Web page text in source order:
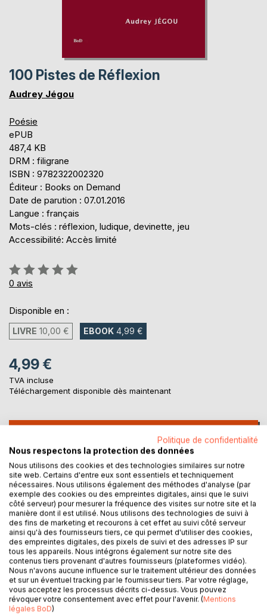
100 Pistes de Réflexion
Audrey Jégou
Poésie
ePUB
487,4 KB
DRM : filigrane
ISBN : 9782322002320
Éditeur : Books on Demand
Date de parution : 07.01.2016
Langue : français
Mots-clés : réflexion, ludique, devinette, jeu
Accessibilité: Accès limité
Évaluation:
0%
0 avis
Disponible en :
LIVRE 10,00 € EBOOK 4,99 €
4,99 €
TVA incluse
Téléchargement disponible dès maintenant
Ajouter à ma liste d'envies
Laisser un avis
DESCRIPTION
Qu'allez-vous imaginer ? Telle est la question visée par ce
Politique de confidentialité
Nous respectons la protection des données
Nous utilisons des cookies et des technologies similaires sur notre
site web. Certains d'entre eux sont essentiels et techniquement
nécessaires. Nous utilisons également des méthodes d'analyse (par
exemple des cookies ou des empreintes digitales, ainsi que le suivi
côté serveur) pour mesurer la fréquence des visites sur notre site et la
manière dont il est utilisé. Nous utilisons des technologies de suivi à
des fins de marketing et recourons à cet effet au suivi côté serveur
ainsi qu'à des fournisseurs tiers, ce qui permet d'utiliser des cookies,
des empreintes digitales, des pixels de suivi et des adresses IP sur
tous les appareils. Nous intégrons également sur notre site des
contenus tiers provenant d'autres fournisseurs (plateformes vidéo).
Nous n'avons aucune influence sur le traitement ultérieur des données
et sur un éventuel tracking par le fournisseur tiers. Par votre réglage,
vous acceptez les processus décrits ci-dessus. Vous pouvez
révoquer votre consentement avec effet pour l'avenir. (Mentions
légales BoD)